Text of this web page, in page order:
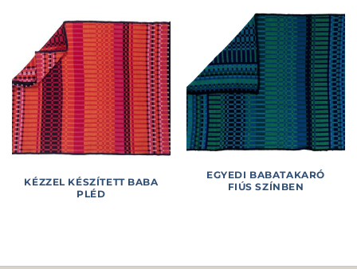
EGYEDI BABATAKARÓ
FIÚS SZÍNBEN
KÉZZEL KÉSZÍTETT BABA
PLÉD